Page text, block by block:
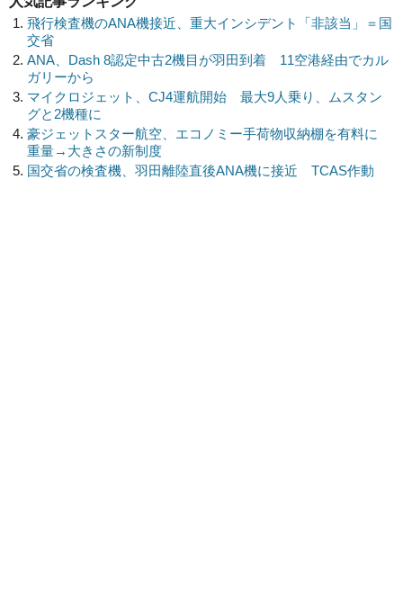
飛行検査機のANA機接近、重大インシデント「非該当」＝国
交省
ANA、Dash 8認定中古2機目が羽田到着 11空港経由でカル
ガリーから
マイクロジェット、CJ4運航開始 最大9人乗り、ムスタン
グと2機種に
豪ジェットスター航空、エコノミー手荷物収納棚を有料に
重量→大きさの新制度
国交省の検査機、羽田離陸直後ANA機に接近 TCAS作動